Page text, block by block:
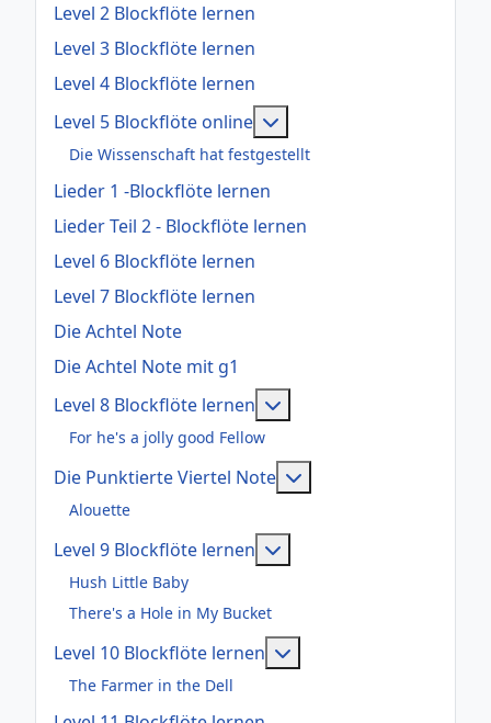
Level 2 Blockflöte lernen
Level 3 Blockflöte lernen
Level 4 Blockflöte lernen
Level 5 Blockflöte online
Die Wissenschaft hat festgestellt
Lieder 1 -Blockflöte lernen
Lieder Teil 2 - Blockflöte lernen
Level 6 Blockflöte lernen
Level 7 Blockflöte lernen
Die Achtel Note
Die Achtel Note mit g1
Level 8 Blockflöte lernen
For he's a jolly good Fellow
Die Punktierte Viertel Note
Alouette
Level 9 Blockflöte lernen
Hush Little Baby
There's a Hole in My Bucket
Level 10 Blockflöte lernen
The Farmer in the Dell